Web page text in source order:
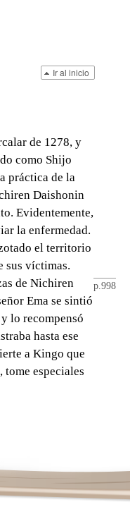
Ir al inicio
de 1278, y
como Shijo
práctica de la
Daishonin
Evidentemente,
la enfermedad.
el territorio
sus víctimas.
p.998
de Nichiren
Ema se sintió
lo recompensó
hasta ese
a Kingo que
tome especiales